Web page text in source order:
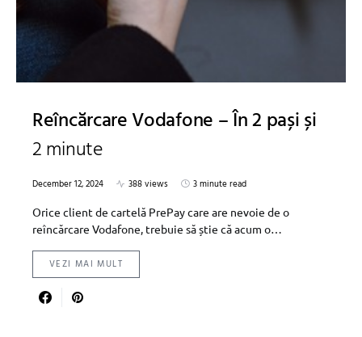
Reîncărcare Vodafone – În 2 pași și
2 minute
December 12, 2024 388 views
3 minute read
Orice client de cartelă PrePay care are nevoie de o
reîncărcare Vodafone, trebuie să știe că acum o…
VEZI MAI MULT